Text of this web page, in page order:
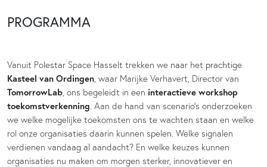
PROGRAMMA
Vanuit Polestar Space Hasselt trekken we naar het prachtige
Kasteel van Ordingen , waar Marijke Verhavert, Director van
TomorrowLab , ons begeleidt in een interactieve workshop
toekomstverkenning . Aan de hand van scenario’s onderzoeken
we welke mogelijke toekomsten ons te wachten staan en welke
rol onze organisaties daarin kunnen spelen. Welke signalen
verdienen vandaag al aandacht? En welke keuzes kunnen
organisaties nu maken om morgen sterker, innovatiever en